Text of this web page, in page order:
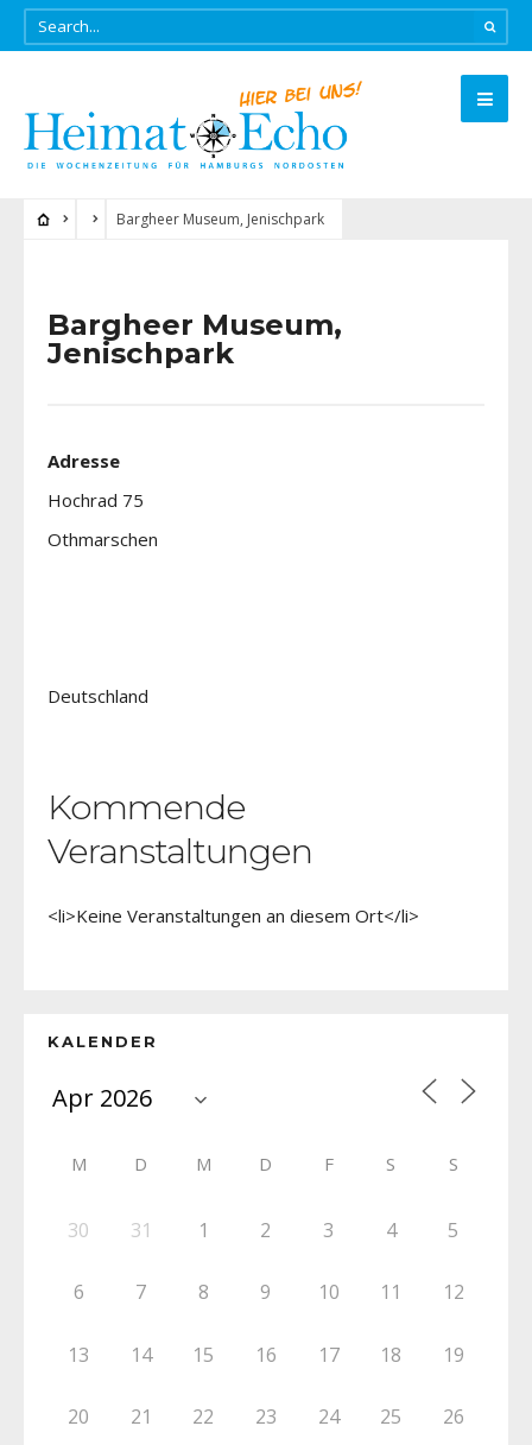
Bargheer Museum, Jenischpark
Bargheer Museum,
Jenischpark
Adresse
Hochrad 75
Othmarschen
Deutschland
Kommende
Veranstaltungen
<li>Keine Veranstaltungen an diesem Ort</li>
KALENDER
M D M D F S S
30 31 1 2 3 4 5
6 7 8 9 10 11 12
13 14 15 16 17 18 19
20 21 22 23 24 25 26